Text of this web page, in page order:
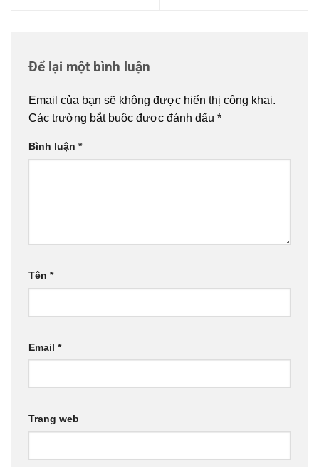
Để lại một bình luận
Email của bạn sẽ không được hiển thị công khai.
Các trường bắt buộc được đánh dấu *
Bình luận *
Tên *
Email *
Trang web